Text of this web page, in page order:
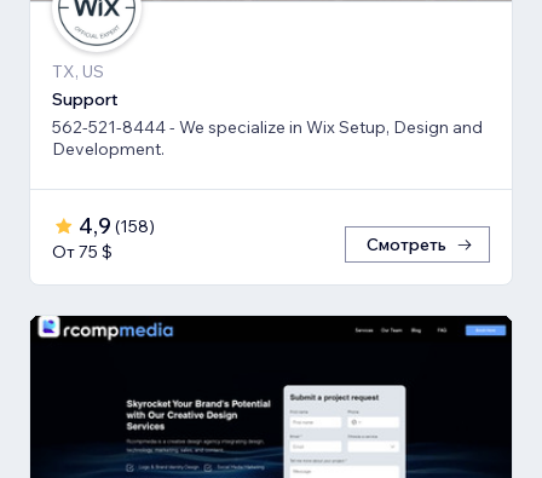
TX, US
Support
562-521-8444 - We specialize in Wix Setup, Design and
Development.
4,9 (158)
От 75 $
Смотреть